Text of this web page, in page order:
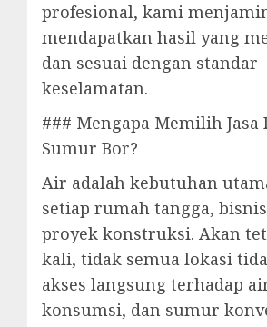
profesional, kami
mendapatkan hasil yang
dan sesuai dengan standar
keselamatan.
### Mengapa Memilih Jasa
Sumur Bor?
Air adalah kebutuhan
setiap rumah tangga,
proyek konstruksi. Akan
kali, tidak semua lokasi
akses langsung terhadap
konsumsi, dan sumur